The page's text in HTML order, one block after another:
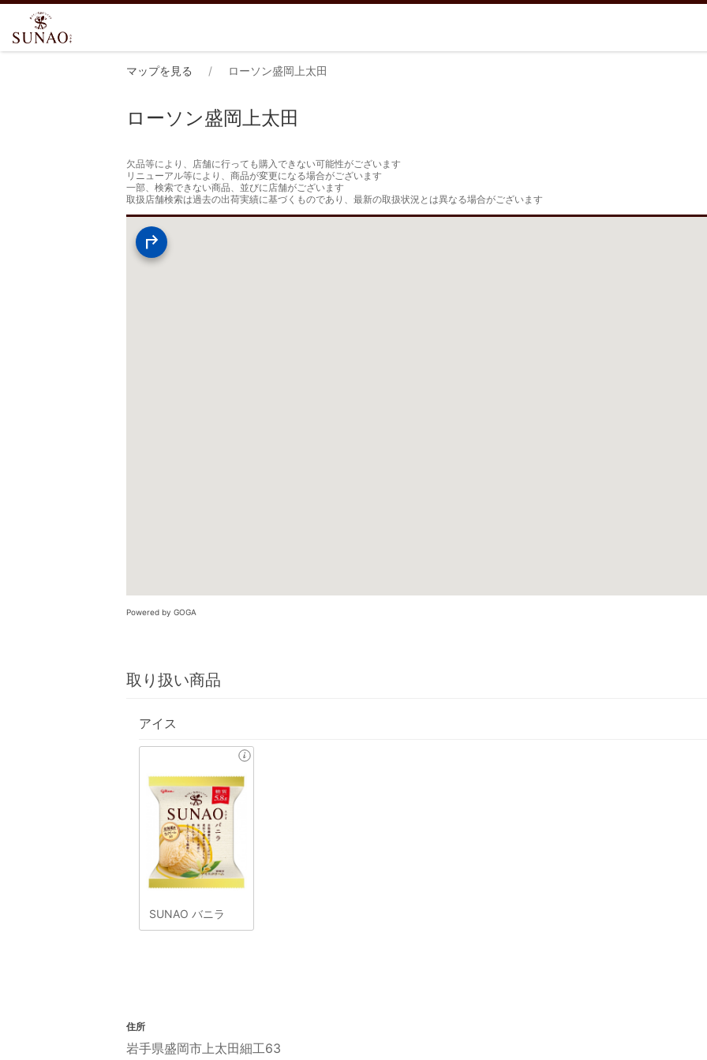
マップを見る ローソン盛岡上太田
ローソン盛岡上太田
欠品等により、店舗に行っても購入できない可能性がございます
リニューアル等により、商品が変更になる場合がございます
一部、検索できない商品、並びに店舗がございます
取扱店舗検索は過去の出荷実績に基づくものであり、最新の取扱状況とは異なる場合がございます
Powered by GOGA
取り扱い商品
アイス
SUNAO バニラ
住所
岩手県盛岡市上太田細工63